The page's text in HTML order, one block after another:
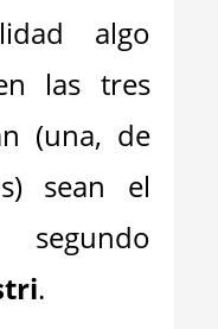
algo
las tres
(una, de
sean el
.